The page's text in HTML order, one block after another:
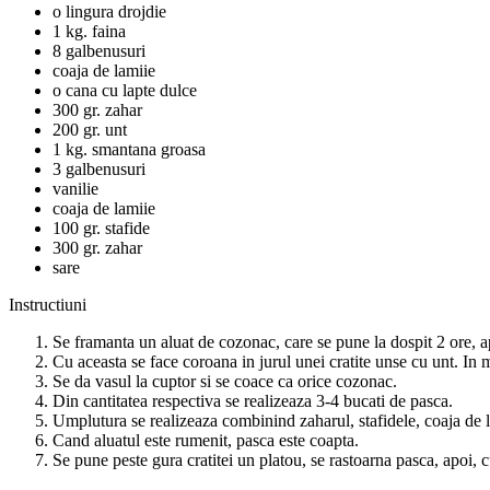
o lingura drojdie
1 kg. faina
8 galbenusuri
coaja de lamiie
o cana cu lapte dulce
300 gr. zahar
200 gr. unt
1 kg. smantana groasa
3 galbenusuri
vanilie
coaja de lamiie
100 gr. stafide
300 gr. zahar
sare
Instructiuni
Se framanta un aluat de cozonac, care se pune la dospit 2
Cu aceasta se face coroana in jurul unei cratite unse cu unt.
Se da vasul la cuptor si se coace ca orice cozonac.
Din cantitatea respectiva se realizeaza 3-4 bucati de pasca.
Umplutura se realizeaza combinind zaharul, stafidele, coaja
Cand aluatul este rumenit, pasca este coapta.
Se pune peste gura cratitei un platou, se rastoarna pasca,